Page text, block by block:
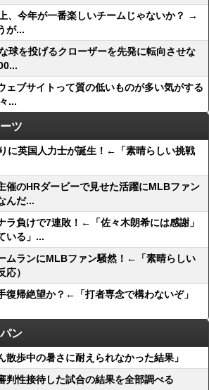
、今年が一番楽しいチームじゃないか？ →
が...
球を投げるクローザーを先発に転向させな
ェブサイトって質の低いものが多い気がする
...
ツ
に英国人力士が誕生！←「素晴らしい挑戦
催のHRダービーで見せた活躍にMLBファン
んだ...
ラ負けで7連敗！←「佐々木朗希には感謝」
いる」...
ムランにMLBファン騒然！←「素晴らしい
）
復帰絶望か？←「打者専念で構わないぞ」
ン
散歩中の暑さに耐えられなかった結果」
判性接待した試合の結果を全部調べる